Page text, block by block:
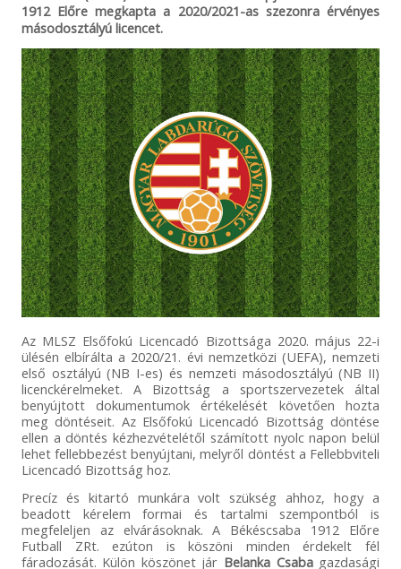
1912 Előre megkapta a 2020/2021-as szezonra érvényes
másodosztályú licencet.
Az MLSZ Elsőfokú Licencadó Bizottsága 2020. május 22-i
ülésén elbírálta a 2020/21. évi nemzetközi (UEFA), nemzeti
első osztályú (NB I-es) és nemzeti másodosztályú (NB II)
licenckérelmeket. A Bizottság a sportszervezetek által
benyújtott dokumentumok értékelését követően hozta
meg döntéseit. Az Elsőfokú Licencadó Bizottság döntése
ellen a döntés kézhezvételétől számított nyolc napon belül
lehet fellebbezést benyújtani, melyről döntést a Fellebbviteli
Licencadó Bizottság hoz.
Precíz és kitartó munkára volt szükség ahhoz, hogy a
beadott kérelem formai és tartalmi szempontból is
megfeleljen az elvárásoknak. A Békéscsaba 1912 Előre
Futball ZRt. ezúton is köszöni minden érdekelt fél
fáradozását. Külön köszönet jár Belanka Csabagazdasági